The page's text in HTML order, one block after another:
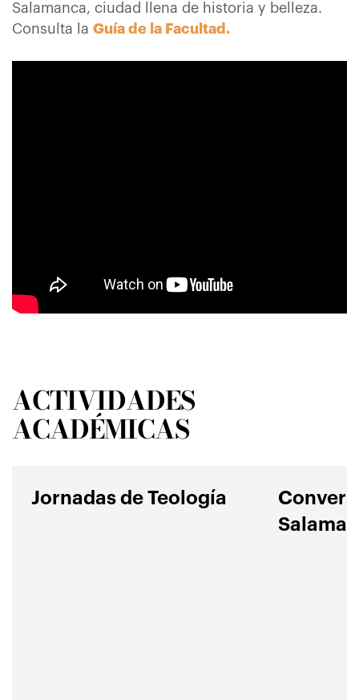
Salamanca, ciudad llena de historia y belleza.
Consulta la Guía de la Facultad .
ACTIVIDADES
ACADÉMICAS
Jornadas de Teología